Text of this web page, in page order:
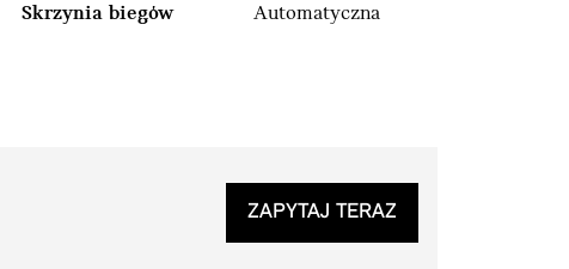
Skrzynia biegów Automatyczna
ZAPYTAJ TERAZ